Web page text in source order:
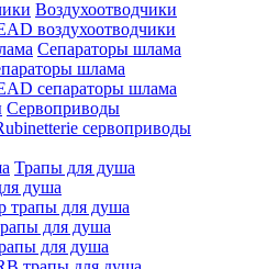
Воздухоотводчики
воздухоотводчики
Сепараторы шлама
шлама
сепараторы шлама
Сервоприводы
сервоприводы
Трапы для душа
душа
трапы для душа
для душа
для душа